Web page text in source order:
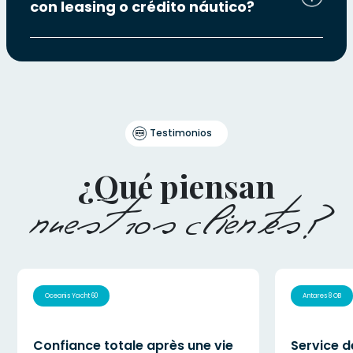
con leasing o crédito náutico?
Testimonios
¿Qué piensan
nuestros clientes?
Oceanis Yacht 60
Confiance totale après une vie
Antares 8 OB
Service